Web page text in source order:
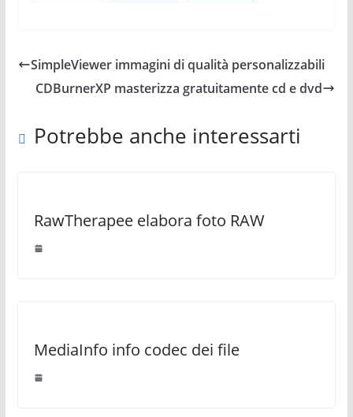
SimpleViewer immagini di qualità personalizzabili
CDBurnerXP masterizza gratuitamente cd e dvd
Potrebbe anche interessarti
RawTherapee elabora foto RAW
MediaInfo info codec dei file